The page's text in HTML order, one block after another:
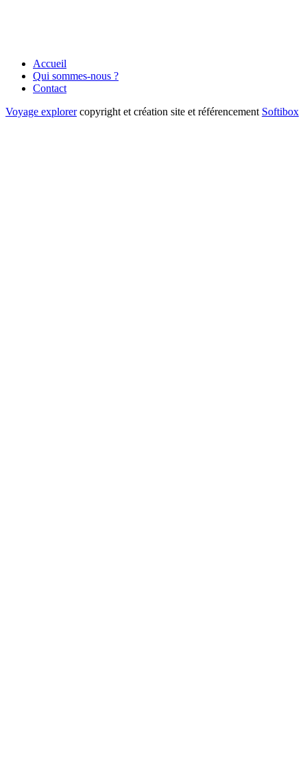
Accueil
Qui sommes-nous ?
Contact
Voyage explorer copyright et création site et référencement Softibox